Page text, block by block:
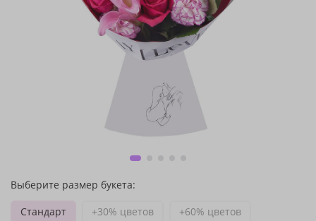
Выберите размер букета:
Стандарт
+30% цветов +60% цветов